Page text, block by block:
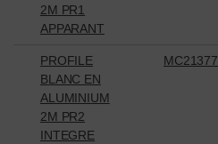
2M PR1
APPARANT
PROFILE
BLANC EN
ALUMINIUM
2M PR2
INTEGRE
MC21377